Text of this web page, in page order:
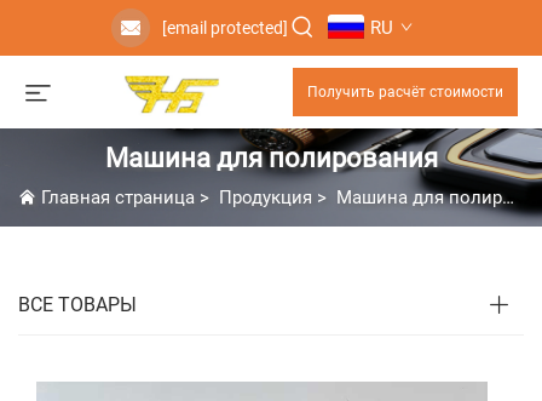
[email protected] RU
Получить расчёт стоимости
Машина для полирования
Главная страница > Продукция > Машина для полирования
ВСЕ ТОВАРЫ